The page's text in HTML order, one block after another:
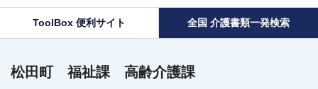
ToolBox 便利サイト 全国 介護書類一発検索
松田町 福祉課 高齢介護課